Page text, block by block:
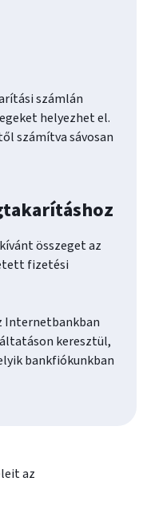
számlán
helyezhet el.
számítva sávosan
összeget az
fizetési
Internetbankban
keresztül,
bankfiókunkban
az